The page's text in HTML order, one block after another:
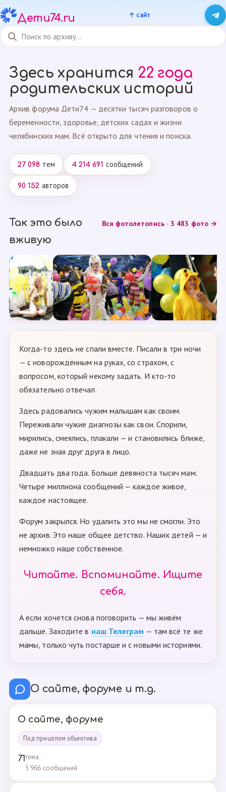
Дети74.ru
Здесь хранится 22 года
родительских историй
Архив форума Дети74 — десятки тысяч разговоров о
беременности, здоровье, детских садах и жизни
челябинских мам. Всё открыто для чтения и поиска.
27 098 тем 4 214 691 сообщений
90 152 авторов
Так это было
вживую
Вся фотолетопись · 3 483 фото →
Когда-то здесь не спали вместе. Писали в три ночи
— с новорождённым на руках, со страхом, с
вопросом, который некому задать. И кто-то
обязательно отвечал.
Здесь радовались чужим малышам как своим.
Переживали чужие диагнозы как свои. Спорили,
мирились, смеялись, плакали — и становились ближе,
даже не зная друг друга в лицо.
Двадцать два года. Больше девяноста тысяч мам.
Четыре миллиона сообщений — каждое живое,
каждое настоящее.
Форум закрылся. Но удалить это мы не смогли. Это
не архив. Это наше общее детство. Наших детей — и
немножко наше собственное.
Читайте. Вспоминайте. Ищите
себя.
А если хочется снова поговорить — мы живём
дальше. Заходите в наш Телеграм — там всё те же
мамы, только чуть постарше и с новыми историями.
О сайте, форуме и т.д.
О сайте, форуме
Под прицелом объектива
71тема
5 966 сообщений